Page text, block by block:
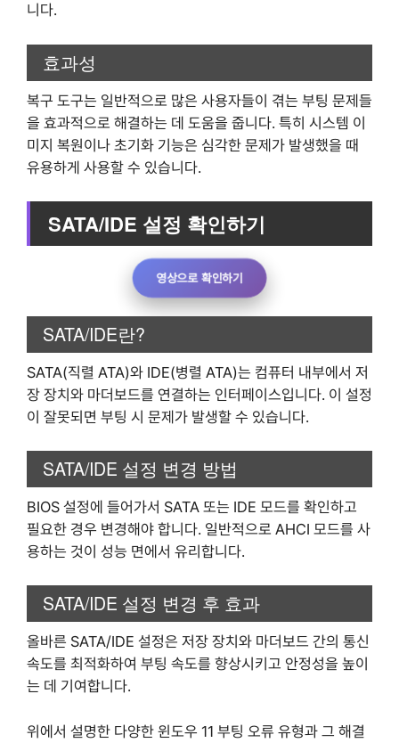
니다.
효과성
복구 도구는 일반적으로 많은 사용자들이 겪는 부팅 문제들
을 효과적으로 해결하는 데 도움을 줍니다. 특히 시스템 이
미지 복원이나 초기화 기능은 심각한 문제가 발생했을 때
유용하게 사용할 수 있습니다.
SATA/IDE 설정 확인하기
영상으로 확인하기
SATA/IDE란?
SATA(직렬 ATA)와 IDE(병렬 ATA)는 컴퓨터 내부에서 저
장 장치와 마더보드를 연결하는 인터페이스입니다. 이 설정
이 잘못되면 부팅 시 문제가 발생할 수 있습니다.
SATA/IDE 설정 변경 방법
BIOS 설정에 들어가서 SATA 또는 IDE 모드를 확인하고
필요한 경우 변경해야 합니다. 일반적으로 AHCI 모드를 사
용하는 것이 성능 면에서 유리합니다.
SATA/IDE 설정 변경 후 효과
올바른 SATA/IDE 설정은 저장 장치와 마더보드 간의 통신
속도를 최적화하여 부팅 속도를 향상시키고 안정성을 높이
는 데 기여합니다.
위에서 설명한 다양한 윈도우 11 부팅 오류 유형과 그 해결